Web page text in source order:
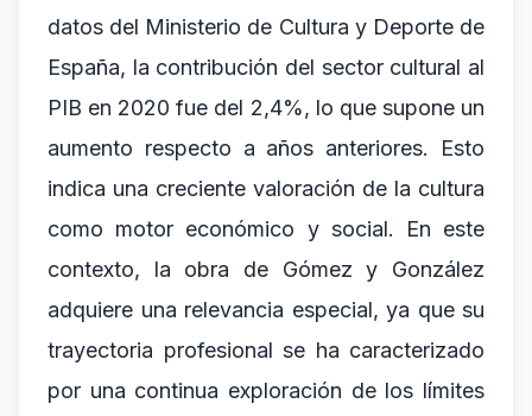
datos del Ministerio de Cultura y Deporte de
España, la contribución del sector cultural al
PIB en 2020 fue del 2,4%, lo que supone un
aumento respecto a años anteriores. Esto
indica una creciente valoración de la cultura
como motor económico y social. En este
contexto, la obra de Gómez y González
adquiere una relevancia especial, ya que su
trayectoria profesional se ha caracterizado
por una continua exploración de los límites